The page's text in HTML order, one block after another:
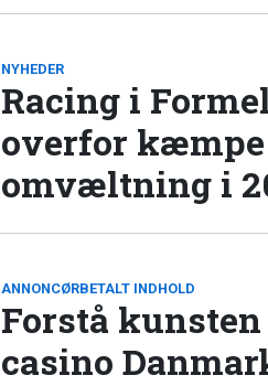
NYHEDER
Racing i
overfor kæmpe
omvæltning i
ANNONCØRBETALT INDHOLD
Forstå
casino